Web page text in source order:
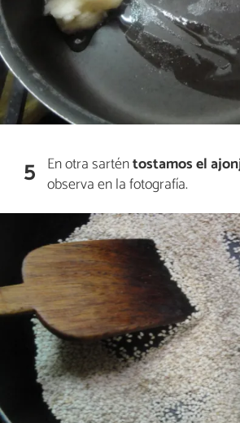
5 En otra sarténtostamos el
observa en la fotografía.